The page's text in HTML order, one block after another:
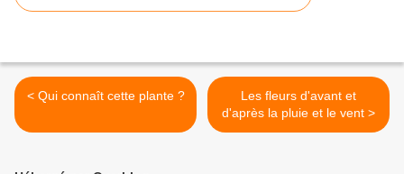
< Qui connaît cette plante ?
Les fleurs d'avant et
d'après la pluie et le vent >